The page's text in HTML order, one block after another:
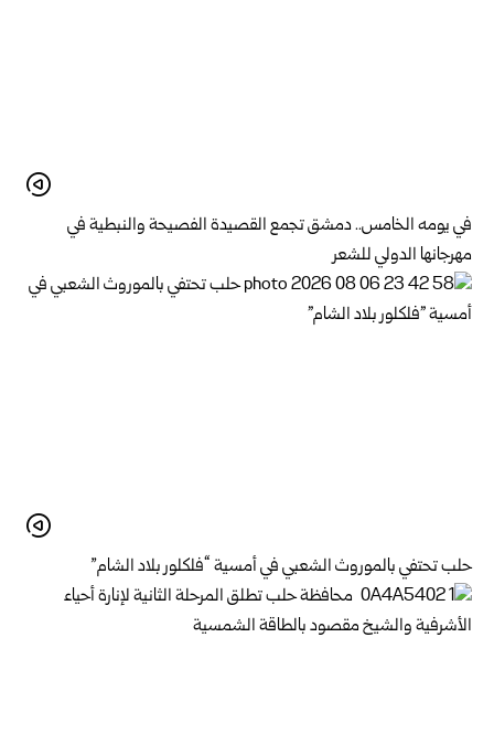
في يومه الخامس.. دمشق تجمع القصيدة الفصيحة والنبطية في
مهرجانها الدولي للشعر
حلب تحتفي بالموروث الشعبي في أمسية “فلكلور بلاد الشام”